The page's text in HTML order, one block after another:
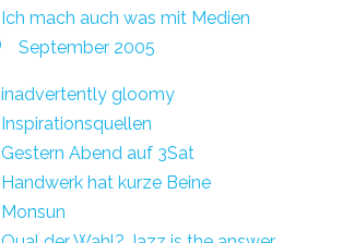
Ich mach auch was mit Medien
September 2005
inadvertently gloomy
Inspirationsquellen
Gestern Abend auf 3Sat
Handwerk hat kurze Beine
Monsun